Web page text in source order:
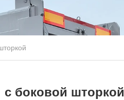
боковой шторкой